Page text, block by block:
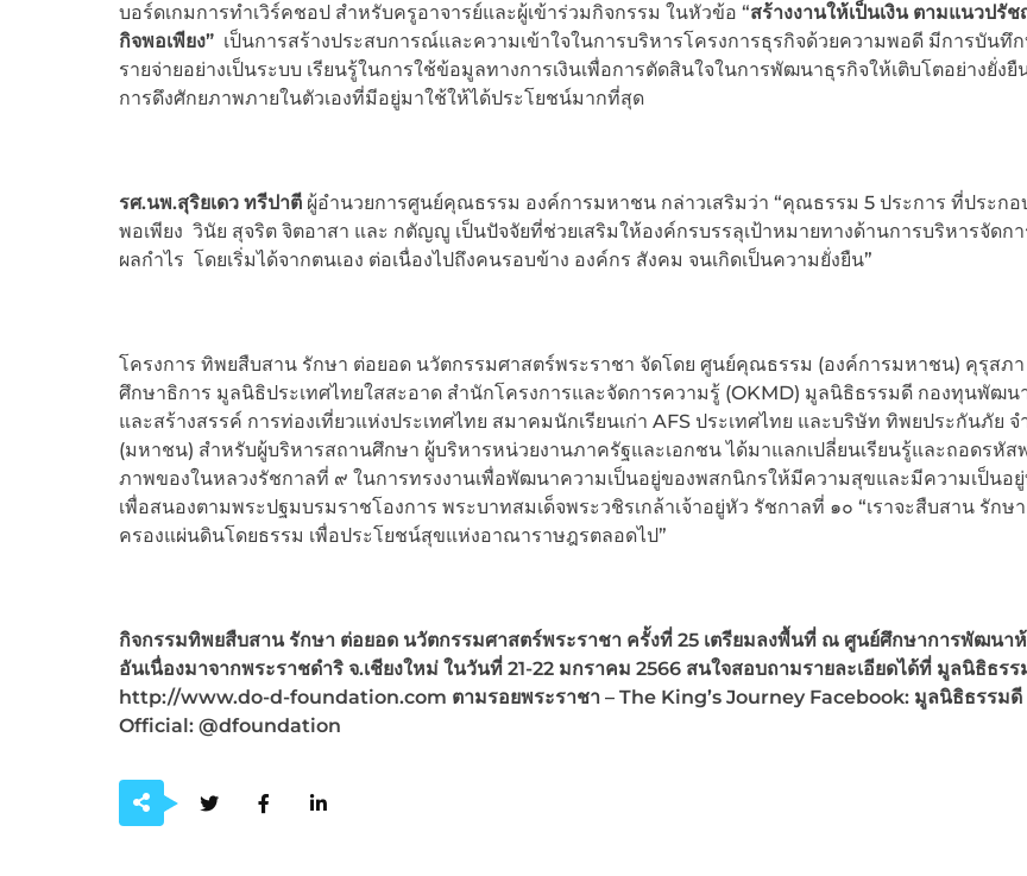
บอร์ดเกมการทำเวิร์คชอป สำหรับครูอาจารย์และผู้เข้าร่วมกิจกรรม ในหัวข้อ “สร้างงานให้เป็นเงิน ตามแนวปรั
กิจพอเพียง” เป็นการสร้างประสบการณ์และความเข้าใจในการบริหารโครงการธุรกิจด้วยความพอดี มีการบันทึ
รายจ่ายอย่างเป็นระบบ เรียนรู้ในการใช้ข้อมูลทางการเงินเพื่อการตัดสินใจในการพัฒนาธุรกิจให้เติบโตอย่างยั่ง
การดึงศักยภาพภายในตัวเองที่มีอยู่มาใช้ให้ได้ประโยชน์มากที่สุด
รศ.นพ.สุริยเดว ทรีปาตีผู้อำนวยการศูนย์คุณธรรม องค์การมหาชน กล่าวเสริมว่า “คุณธรรม 5 ประการ ที่ประกอ
พอเพียง วินัย สุจริต จิตอาสา และ กตัญญู เป็นปัจจัยที่ช่วยเสริมให้องค์กรบรรลุเป้าหมายทางด้านการบริหารจัดกา
ผลกำไร โดยเริ่มได้จากตนเอง ต่อเนื่องไปถึงคนรอบข้าง องค์กร สังคม จนเกิดเป็นความยั่งยืน”
โครงการ ทิพยสืบสาน รักษา ต่อยอด นวัตกรรมศาสตร์พระราชา จัดโดย ศูนย์คุณธรรม (องค์การมหาชน) คุรุสภา
ศึกษาธิการ มูลนิธิประเทศไทยใสสะอาด สำนักโครงการและจัดการความรู้ (OKMD) มูลนิธิธรรมดี กองทุนพัฒน
และสร้างสรรค์ การท่องเที่ยวแห่งประเทศไทย สมาคมนักเรียนเก่า AFS ประเทศไทย และบริษัท ทิพยประกันภัย จ
(มหาชน) สำหรับผู้บริหารสถานศึกษา ผู้บริหารหน่วยงานภาครัฐและเอกชน ได้มาแลกเปลี่ยนเรียนรู้และถอดรหัส
ภาพของในหลวงรัชกาลที่ ๙ ในการทรงงานเพื่อพัฒนาความเป็นอยู่ของพสกนิกรให้มีความสุขและมีความเป็นอ
เพื่อสนองตามพระปฐมบรมราชโองการ พระบาทสมเด็จพระวชิรเกล้าเจ้าอยู่หัว รัชกาลที่ ๑๐ “เราจะสืบสาน รักษ
ครองแผ่นดินโดยธรรม เพื่อประโยชน์สุขแห่งอาณาราษฎรตลอดไป”
กิจกรรมทิพยสืบสาน รักษา ต่อยอด นวัตกรรมศาสตร์พระราชา ครั้งที่ 25 เตรียมลงพื้นที่ ณ ศูนย์ศึกษาการพัฒนา
อันเนื่องมาจากพระราชดำริ จ.เชียงใหม่ ในวันที่ 21-22 มกราคม 2566 สนใจสอบถามรายละเอียดได้ที่ มูลนิธิธรร
http://www.do-d-foundation.com ตามรอยพระราชา – The King’s Journey Facebook: มูลนิธิธรรมดี
Official: @dfoundation